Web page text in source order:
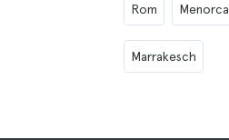
Rom Menorca
Marrakesch